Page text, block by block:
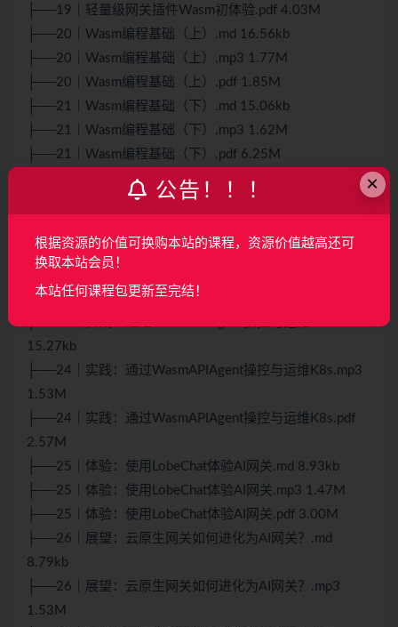
├──19｜轻量级网关插件Wasm初体验.pdf 4.03M
├──20｜Wasm编程基础（上）.md 16.56kb
├──20｜Wasm编程基础（上）.mp3 1.77M
├──20｜Wasm编程基础（上）.pdf 1.85M
├──21｜Wasm编程基础（下）.md 15.06kb
├──21｜Wasm编程基础（下）.mp3 1.62M
├──21｜Wasm编程基础（下）.pdf 6.25M
├──22｜实践：用Wasm实现AIProxy.md 15.38kb
├──22｜实践：用Wasm实现AIProxy.mp3 1.55M
├──23｜实践：用Wasm实现APIAgent.md 14.32kb
├──23｜实践：用Wasm实现APIAgent.pdf 2.52M
15.27kb
├──24｜实践：通过WasmAPIAgent操控与运维K8s.mp3
1.53M
├──24｜实践：通过WasmAPIAgent操控与运维K8s.pdf
2.57M
├──25｜体验：使用LobeChat体验AI网关.md 8.93kb
├──25｜体验：使用LobeChat体验AI网关.mp3 1.47M
├──25｜体验：使用LobeChat体验AI网关.pdf 3.00M
├──26｜展望：云原生网关如何进化为AI网关？.md
8.79kb
├──26｜展望：云原生网关如何进化为AI网关？.mp3
1.53M
×
公告！！！
根据资源的价值可换购本站的课程，资源价值越高还可
换取本站会员！
本站任何课程包更新至完结！